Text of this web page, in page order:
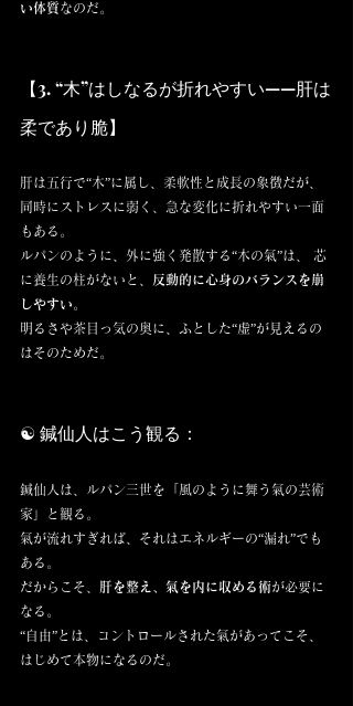
い体質なのだ。
【3. “木”はしなるが折れやすい——肝は
柔であり脆】
肝は五行で“木”に属し、柔軟性と成長の象徴だが、
同時にストレスに弱く、急な変化に折れやすい一面
もある。
ルパンのように、外に強く発散する“木の氣”は、 芯
に養生の柱がないと、 反動的に心身のバランスを崩
しやすい 。
明るさや茶目っ気の奥に、ふとした“虚”が見えるの
はそのためだ。
☯️ 鍼仙人はこう観る：
鍼仙人は、ルパン三世を「風のように舞う氣の芸術
家」と観る。
氣が流れすぎれば、それはエネルギーの“漏れ”でも
ある。
だからこそ、 肝を整え、氣を内に収める術が必要に
なる。
“自由”とは、コントロールされた氣があってこそ、
はじめて本物になるのだ。